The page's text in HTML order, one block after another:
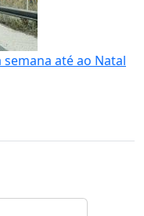
até ao Natal